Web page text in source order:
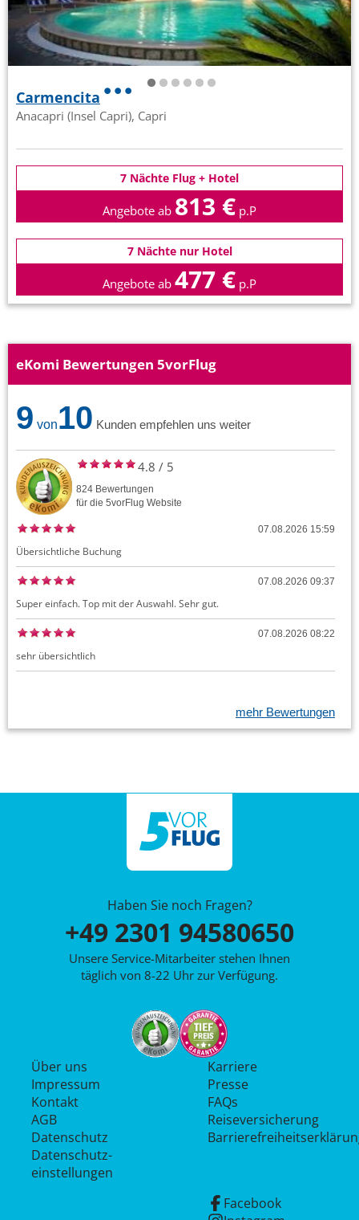
Carmencita
Anacapri (Insel Capri), Capri
7 Nächte Flug + Hotel
Angebote ab 813 € p.P
7 Nächte nur Hotel
Angebote ab 477 € p.P
eKomi Bewertungen 5vorFlug
9 von10 Kunden empfehlen uns weiter
4.8 / 5
824 Bewertungen
für die 5vorFlug Website
07.08.2026 15:59
Übersichtliche Buchung
07.08.2026 09:37
Super einfach. Top mit der Auswahl. Sehr gut.
07.08.2026 08:22
sehr übersichtlich
mehr Bewertungen
Haben Sie noch Fragen?
+49 2301 94580650
Unsere Service-Mitarbeiter stehen Ihnen
täglich von 8-22 Uhr zur Verfügung.
Über uns
Impressum
Kontakt
AGB
Datenschutz
Datenschutz­
einstellungen
Karriere
Presse
FAQs
Reiseversicherung
Facebook